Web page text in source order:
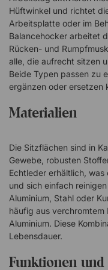
Select (85% New
und Gasfeder Räder für
Fußkreuz: 59 cm.
Zertifikate EPD ISO
4501 ist ein
während des
Wechsel zwischen
Verstellbare Sitzhöhe 10
Hüftwinkel und richtet
Arbeitsplatte oder im
Balancehocker arbeitet
Rücken- und
alle, die aufrecht sitzen
Beide Typen passen zu
ergänzen oder ersetzen
Materialien
Die Sitzflächen sind in
Gewebe, robusten
Echtleder erhältlich,
und sich einfach
Aluminium, Stahl oder
häufig aus
Aluminium. Diese
Lebensdauer.
Funktionen